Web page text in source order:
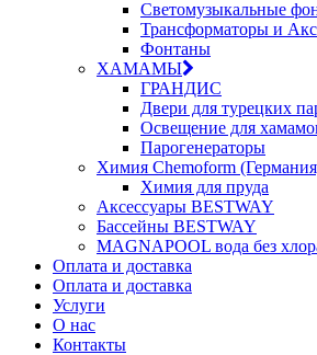
Светомузыкальные
Трансформаторы и
Фонтаны
ХАМАМЫ
ГРАНДИС
Двери для турецких
Освещение для
Парогенераторы
Химия Chemoform
Химия для пруда
Аксессуары BESTWAY
Бассейны BESTWAY
MAGNAPOOL вода без
Оплата и доставка
Оплата и доставка
Услуги
О нас
Контакты